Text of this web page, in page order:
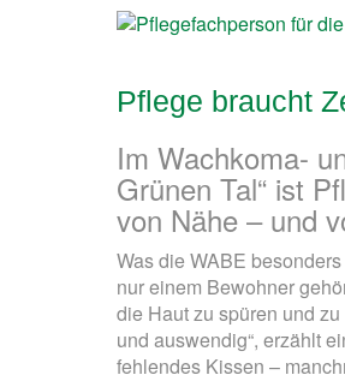
Pflege braucht
Im Wachkoma-
Grünen Tal“ ist
von Nähe – und
Was die WABE
nur einem Bewohner
die Haut zu spüren und
und auswendig“, erzählt
fehlendes Kissen –